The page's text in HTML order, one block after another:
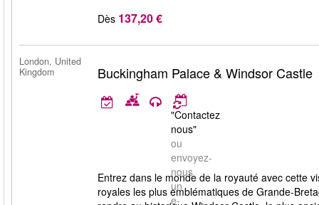
Dès 137,20 €
London, United
Kingdom
Buckingham Palace & Windsor Castle
"Contactez
nous"
ou
envoyez-
nous
un
e-
Entrez dans le monde de la royauté avec cette
royales les plus emblématiques de Grande-